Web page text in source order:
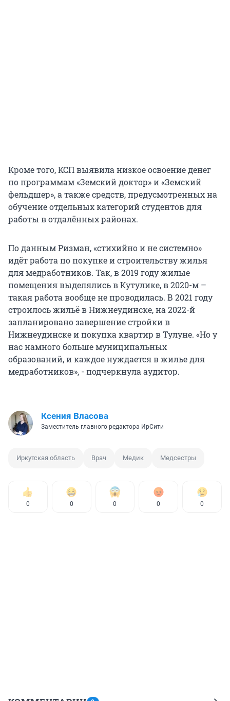
Кроме того, КСП выявила низкое освоение денег
по программам «Земский доктор» и «Земский
фельдшер», а также средств, предусмотренных на
обучение отдельных категорий студентов для
работы в отдалённых районах.
По данным Ризман, «стихийно и не системно»
идёт работа по покупке и строительству жилья
для медработников. Так, в 2019 году жилые
помещения выделялись в Кутулике, в 2020-м –
такая работа вообще не проводилась. В 2021 году
строилось жильё в Нижнеудинске, на 2022-й
запланировано завершение стройки в
Нижнеудинске и покупка квартир в Тулуне. «Но у
нас намного больше муниципальных
образований, и каждое нуждается в жилье для
медработников», - подчеркнула аудитор.
Ксения Власова
Заместитель главного редактора ИрСити
Иркутская область Врач Медик Медсестры
0 0 0 0 0